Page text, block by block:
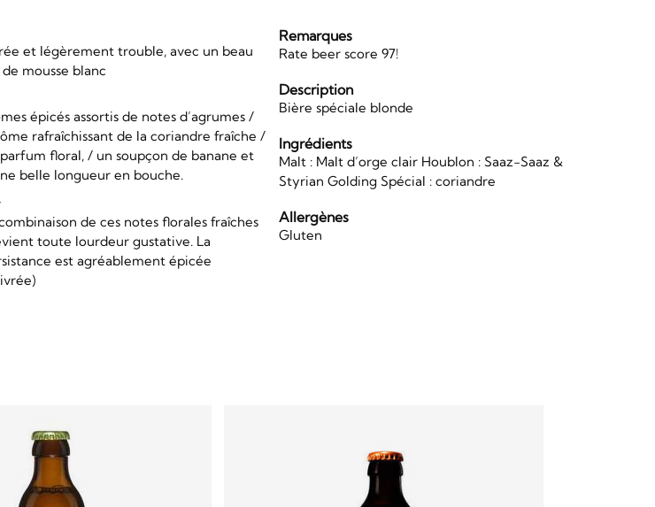
et légèrement trouble, avec un beau
mousse blanc
épicés assortis de notes d’agrumes /
rafraîchissant de la coriandre fraîche /
floral, / un soupçon de banane et
belle longueur en bouche.
de ces notes florales fraîches
toute lourdeur gustative. La
est agréablement épicée
Remarques
Rate beer score 97!
Description
Bière spéciale blonde
Ingrédients
Malt : Malt d’orge clair Houblon : Saaz-Saaz &
Styrian Golding Spécial : coriandre
Allergènes
Gluten